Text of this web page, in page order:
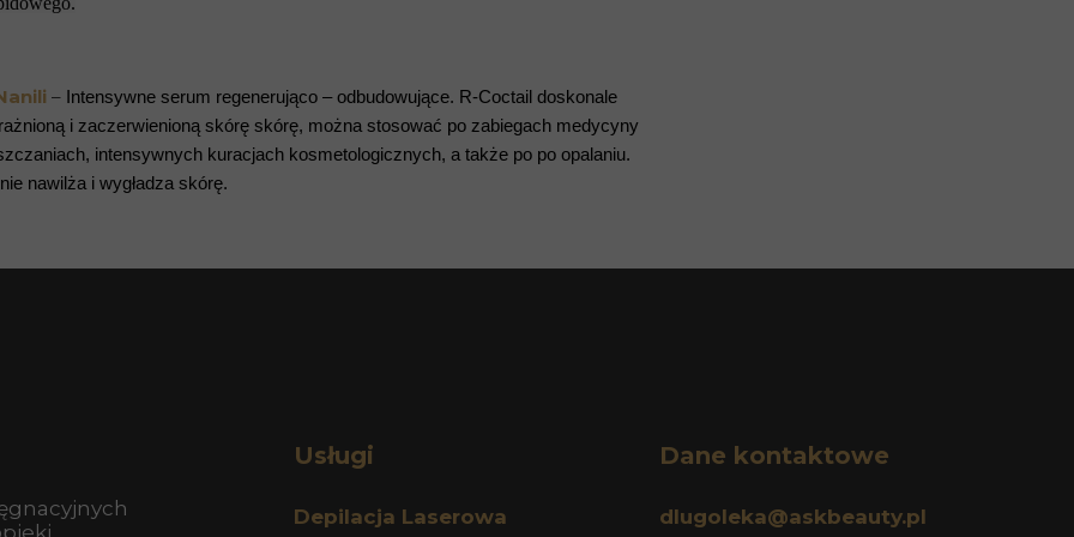
– Intensywne serum regenerująco – odbudowujące. R-Coctail doskonale
i zaczerwienioną skórę skórę, można stosować po zabiegach medycyny
intensywnych kuracjach kosmetologicznych, a także po po opalaniu.
nawilża i wygładza skórę.
Usługi
Depilacja Laserowa
Dane kontaktowe
dlugoleka@askbeauty.pl
538 99 00 22